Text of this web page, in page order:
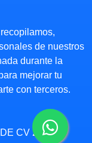
de nuestros
durante la
mejorar tu
con terceros.
CV 2024